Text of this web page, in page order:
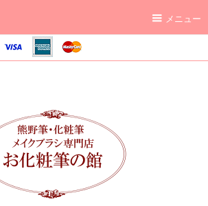
メニュー